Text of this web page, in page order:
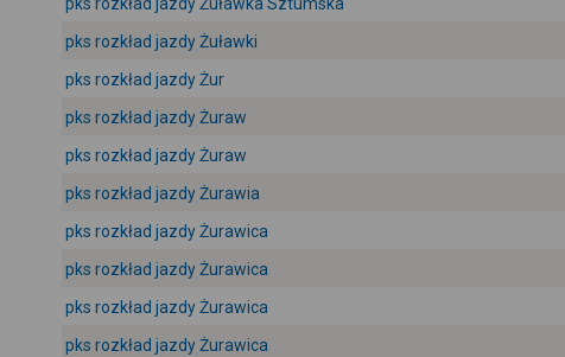
pks rozkład jazdy Żuławki
pks rozkład jazdy Żur
pks rozkład jazdy Żuraw
pks rozkład jazdy Żuraw
pks rozkład jazdy Żurawia
pks rozkład jazdy Żurawica
pks rozkład jazdy Żurawica
pks rozkład jazdy Żurawica
pks rozkład jazdy Żurawica